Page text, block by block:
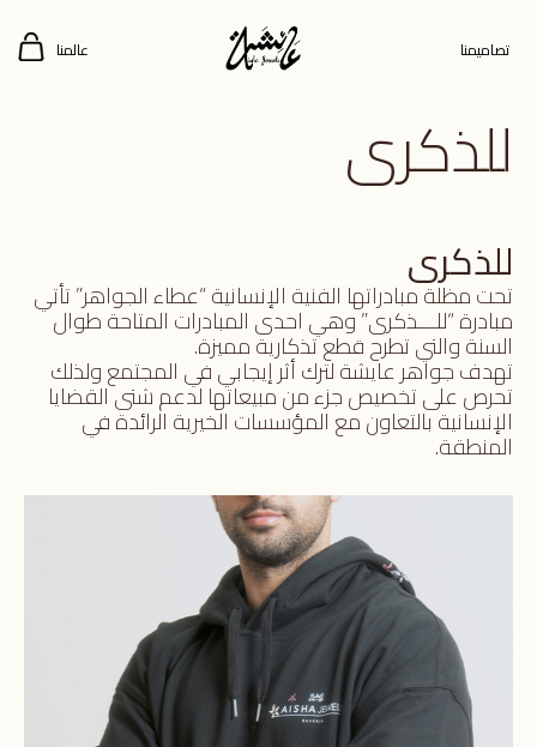
تصاميمنا عالمنا
للذكرى
للذكرى
تحت مظلة مبادراتها الفنية الإنسانية “عطاء الجواهر” تأتي
مبادرة “للـــذكرى” وهي احدى المبادرات المتاحة طوال
السنة والتي تطرح قطع تذكارية مميزة.
تهدف جواهر عايشة لترك أثر إيجابي في المجتمع ولذلك
تحرص على تخصيص جزء من مبيعاتها لدعم شتى القضايا
الإنسانية بالتعاون مع المؤسسات الخيرية الرائدة في
المنطقة.